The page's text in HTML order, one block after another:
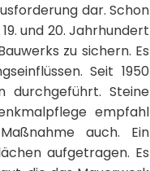
dar. Schon
und 20. Jahrhundert
zu sichern. Es
Seit 1950
durchgeführt. Steine
empfahl
auch. Ein
aufgetragen. Es